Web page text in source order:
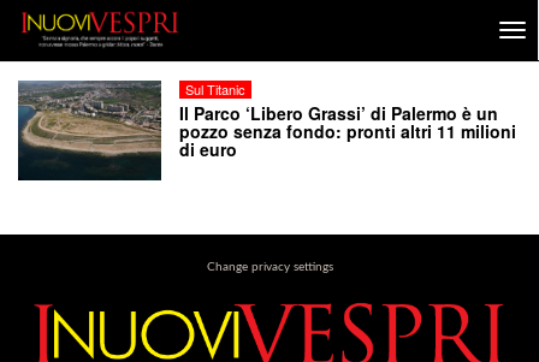
Sul Titanic
Il Parco ‘Libero Grassi’ di Palermo è un
pozzo senza fondo: pronti altri 11 milioni
di euro
Change privacy settings